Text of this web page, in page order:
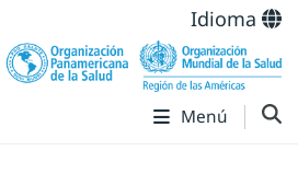
Idioma
Menú